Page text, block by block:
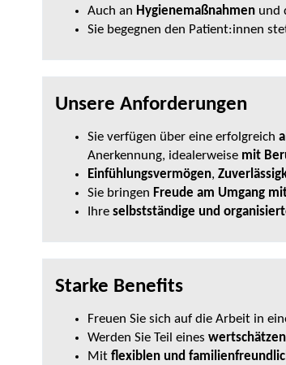
Auch an Hygienemaßnahmen und
Sie begegnen den Patient:innen
Unsere Anforderungen
Sie verfügen über eine erfolgreich
Anerkennung, idealerweise mit
Einfühlungsvermögen,
Sie bringen Freude am Umgang
Ihre selbstständige und
Starke Benefits
Freuen Sie sich auf die Arbeit in
Werden Sie Teil eines
Mit flexiblen und